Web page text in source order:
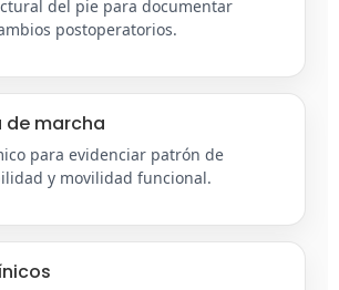
del pie para documentar
postoperatorios.
marcha
para evidenciar patrón de
y movilidad funcional.